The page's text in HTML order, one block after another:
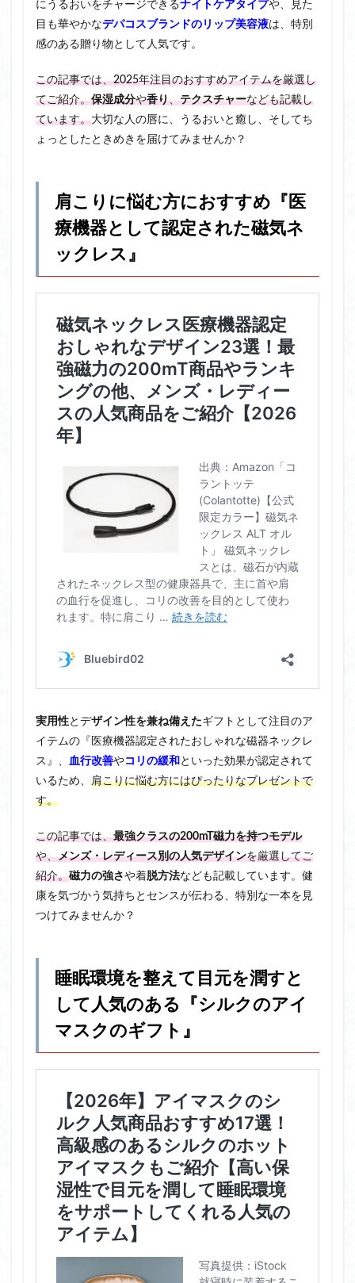
にうるおいをチャージできるナイトケアタイプや、見た
目も華やかなデパコスブランドのリップ美容液は、特別
感のある贈り物として人気です。
この記事では、2025年注目のおすすめアイテムを厳選し
てご紹介。保湿成分や香り、テクスチャーなども記載し
ています。大切な人の唇に、うるおいと癒し、そしてち
ょっとしたときめきを届けてみませんか？
肩こりに悩む方におすすめ『医
療機器として認定された磁気ネ
ックレス』
実用性とデザイン性を兼ね備えたギフトとして注目のア
イテムの『医療機器認定されたおしゃれな磁器ネックレ
ス』、
血行改善やコリの緩和 といった効果が認定されて
いるため、 肩こりに悩む方にはぴったりなプレゼントで
す。
この記事では、最強クラスの200mT磁力を持つモデル
や、メンズ・レディース別の人気デザインを厳選してご
紹介。磁力の強さや着脱方法なども記載しています。健
康を気づかう気持ちとセンスが伝わる、特別な一本を見
つけてみませんか？
睡眠環境を整えて目元を潤すと
して人気のある『シルクのアイ
マスクのギフト』